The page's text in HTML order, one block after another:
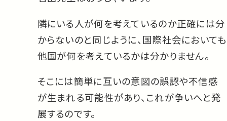
隣にいる人が何を考えているのか正確には分
からないのと同じように、国際社会においても
他国が何を考えているかは分かりません。
そこには簡単に互いの意図の誤認や不信感
が生まれる可能性があり、これが争いへと発
展するのです。